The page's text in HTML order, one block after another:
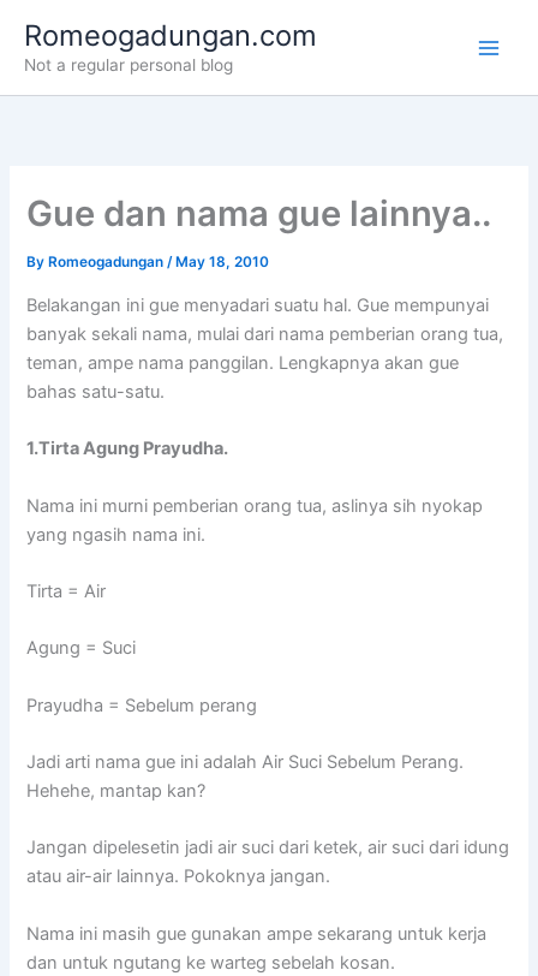
content
Romeogadungan.com
Not a regular personal blog
Gue dan nama gue lainnya..
By Romeogadungan/ May 18, 2010
Belakangan ini gue menyadari suatu hal. Gue mempunyai
banyak sekali nama, mulai dari nama pemberian orang tua,
teman, ampe nama panggilan. Lengkapnya akan gue
bahas satu-satu.
1.Tirta Agung Prayudha.
Nama ini murni pemberian orang tua, aslinya sih nyokap
yang ngasih nama ini.
Tirta = Air
Agung = Suci
Prayudha = Sebelum perang
Jadi arti nama gue ini adalah Air Suci Sebelum Perang.
Hehehe, mantap kan?
Jangan dipelesetin jadi air suci dari ketek, air suci dari idung
atau air-air lainnya. Pokoknya jangan.
Nama ini masih gue gunakan ampe sekarang untuk kerja
dan untuk ngutang ke warteg sebelah kosan.